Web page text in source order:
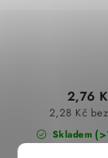
Skladem
2,28 Kč
2,76